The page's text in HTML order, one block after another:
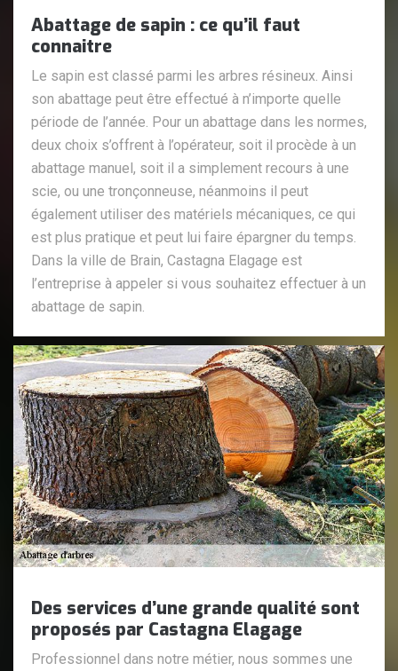
Abattage de sapin : ce qu’il faut
connaitre
Le sapin est classé parmi les arbres résineux. Ainsi
son abattage peut être effectué à n’importe quelle
période de l’année. Pour un abattage dans les normes,
deux choix s’offrent à l’opérateur, soit il procède à un
abattage manuel, soit il a simplement recours à une
scie, ou une tronçonneuse, néanmoins il peut
également utiliser des matériels mécaniques, ce qui
est plus pratique et peut lui faire épargner du temps.
Dans la ville de Brain, Castagna Elagage est
l’entreprise à appeler si vous souhaitez effectuer à un
abattage de sapin.
Des services d’une grande qualité sont
proposés par Castagna Elagage
Professionnel dans notre métier, nous sommes une